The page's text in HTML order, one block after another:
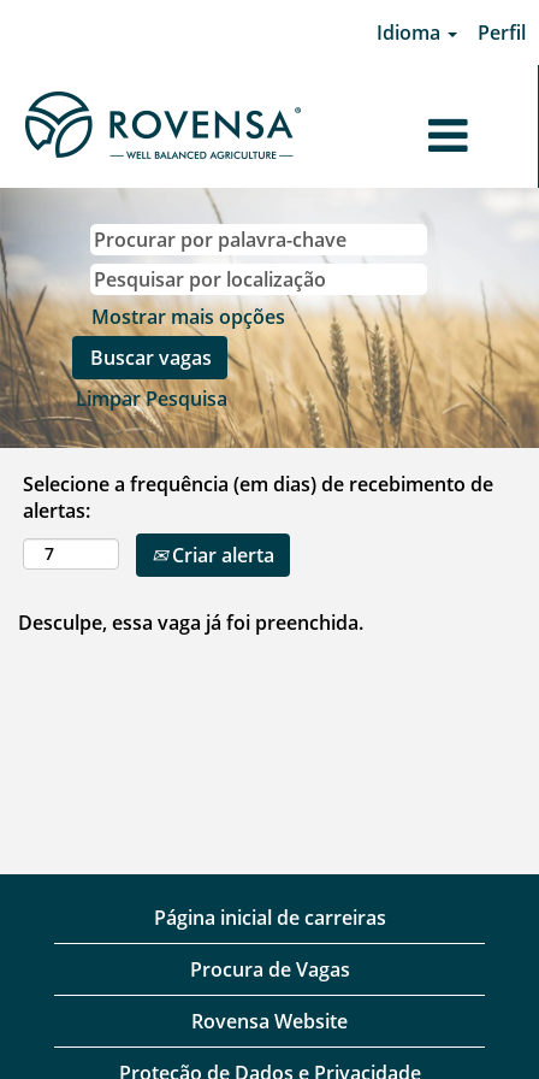
Idioma Perfil
Mostrar mais opções
Limpar Pesquisa
Selecione a frequência (em dias) de recebimento de
alertas:
Criar alerta
Desculpe, essa vaga já foi preenchida.
Página inicial de carreiras
Procura de Vagas
Rovensa Website
Proteção de Dados e Privacidade